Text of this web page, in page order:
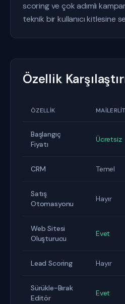
scoring ve çok adımlı
teknik bir kullanıcı kitlesine
Özellik
ÖZELLIK
Başlangıç
Fiyatı
Ücretsiz
CRM Temel
Satış
Otomasyonu
Hayır
Web Sitesi
Oluşturucu
Evet
Lead Scoring Hayır
Sürükle-Bırak
Editör
Evet